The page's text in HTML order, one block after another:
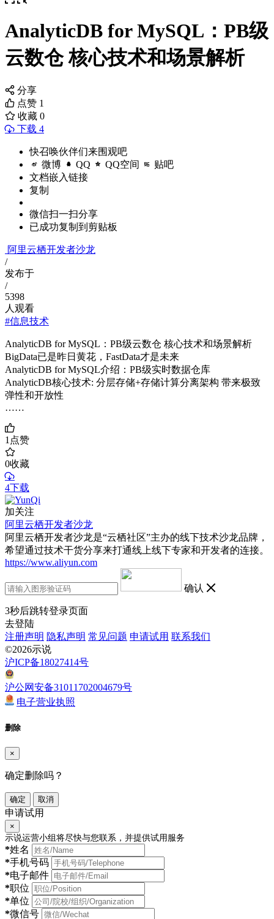
AnalyticDB for MySQL：PB级
云数仓 核心技术和场景解析
分享
点赞 1
收藏 0
下载 4
快召唤伙伴们来围观吧
微博 QQ QQ空间 贴吧
文档嵌入链接
复制
微信扫一扫分享
已成功复制到剪贴板
阿里云栖开发者沙龙
/
发布于
/
5398
人观看
#信息技术
AnalyticDB for MySQL：PB级云数仓 核心技术和场景解析
BigData已是昨日黄花，FastData才是未来
AnalyticDB for MySQL介绍：PB级实时数据仓库
AnalyticDB核心技术: 分层存储+存储计算分离架构 带来极致
弹性和开放性
……
1点赞
0收藏
4下载
加关注
阿里云栖开发者沙龙
阿里云栖开发者沙龙是“云栖社区”主办的线下技术沙龙品牌，
希望通过技术干货分享来打通线上线下专家和开发者的连接。
https://www.aliyun.com
确认
3秒后跳转登录页面
去登陆
注册声明 隐私声明 常见问题 申请试用 联系我们
©2026示说
沪ICP备18027414号
沪公网安备31011702004679号
电子营业执照
删除
×
确定删除吗？
确定 取消
申请试用
×
示说运营小组将尽快与您联系，并提供试用服务
*姓名
*手机号码
*电子邮件
*职位
*单位
*微信号